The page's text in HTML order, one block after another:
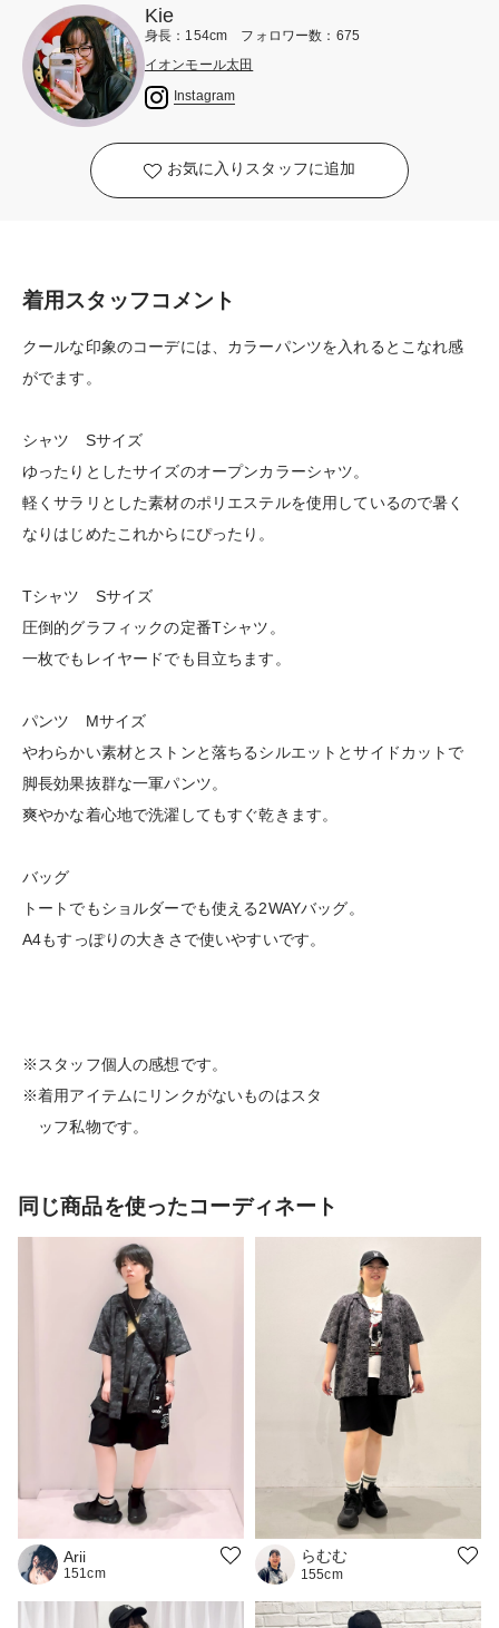
Kie
身長：154cm フォロワー数：675
イオンモール太田
Instagram
お気に入りスタッフに追加
着用スタッフコメント
クールな印象のコーデには、カラーパンツを入れるとこなれ感
がでます。
シャツ Sサイズ
ゆったりとしたサイズのオープンカラーシャツ。
軽くサラリとした素材のポリエステルを使用しているので暑く
なりはじめたこれからにぴったり。
Tシャツ Sサイズ
圧倒的グラフィックの定番Tシャツ。
一枚でもレイヤードでも目立ちます。
パンツ Mサイズ
やわらかい素材とストンと落ちるシルエットとサイドカットで
脚長効果抜群な一軍パンツ。
爽やかな着心地で洗濯してもすぐ乾きます。
バッグ
トートでもショルダーでも使える2WAYバッグ。
A4もすっぽりの大きさで使いやすいです。
※スタッフ個人の感想です。
※着用アイテムにリンクがないものはスタ
ッフ私物です。
同じ商品を使ったコーディネート
Arii
151cm
らむむ
155cm